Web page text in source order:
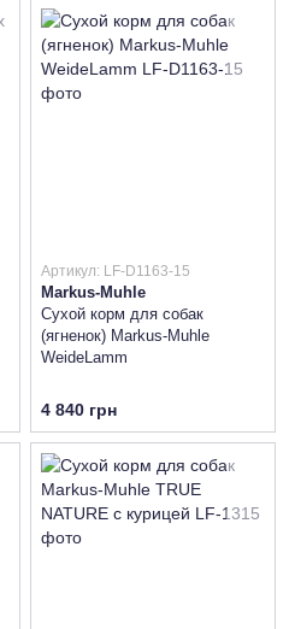
Артикул: LF-D1163-15
Markus-Muhle
Сухой корм для собак
(ягненок) Markus-Muhle
WeideLamm
4 840 грн